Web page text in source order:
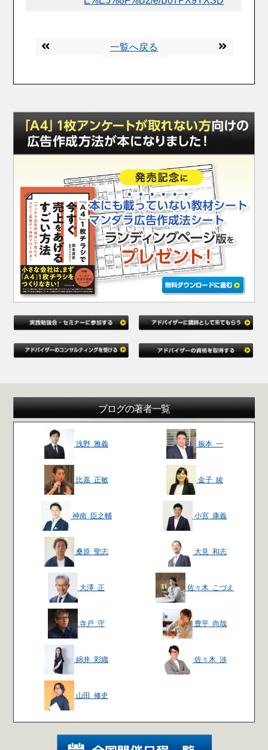
一覧へ戻る
ブログの著者一覧
浅野 雅義 振本 一
比嘉 正敏 金子 綾
神南 臣之輔 小宮 康義
桑原 聖志 大見 和志
大澤 正 佐々木 こづえ
寺戸 守 豊平 尚哉
綿井 彩織 佐々木 渉
山田 修史